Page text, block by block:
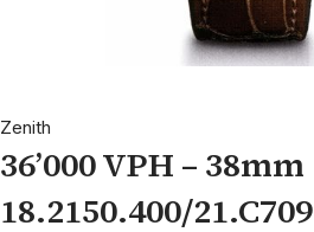
Zenith
36’000 VPH – 38mm
18.2150.400/21.C709